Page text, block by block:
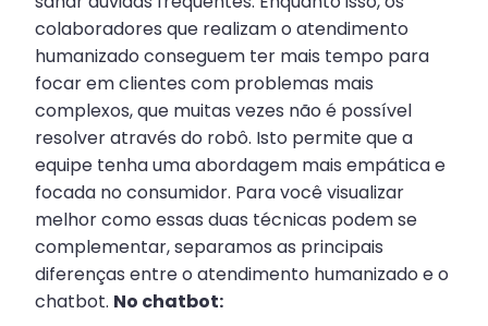
colaboradores que realizam o atendimento
humanizado conseguem ter mais tempo para
focar em clientes com problemas mais
complexos, que muitas vezes não é possível
resolver através do robô. Isto permite que a
equipe tenha uma abordagem mais empática e
focada no consumidor. Para você visualizar
melhor como essas duas técnicas podem se
complementar, separamos as principais
diferenças entre o atendimento humanizado e o
chatbot. No chatbot: